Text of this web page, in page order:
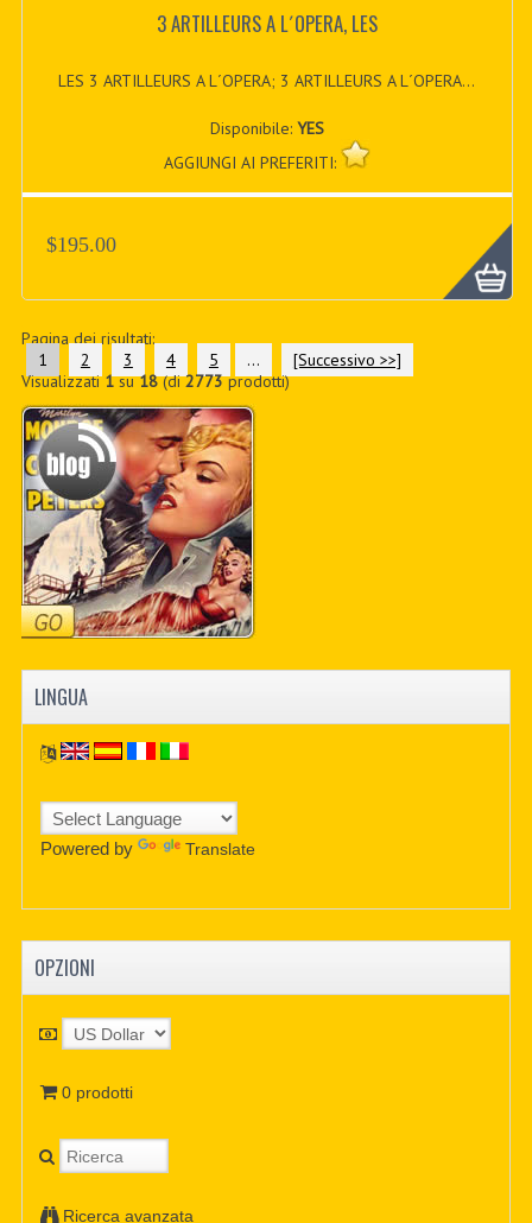
3 ARTILLEURS A L´OPERA, LES
LES 3 ARTILLEURS A L´OPERA; 3 ARTILLEURS A L´OPERA...
Disponibile: YES
AGGIUNGI AI PREFERITI:
$195.00
Pagina dei risultati:
1
2 3 4 5 ...
[Successivo >>]
Visualizzati1su18(di2773prodotti)
LINGUA
Powered by Translate
OPZIONI
0 prodotti
Ricerca avanzata